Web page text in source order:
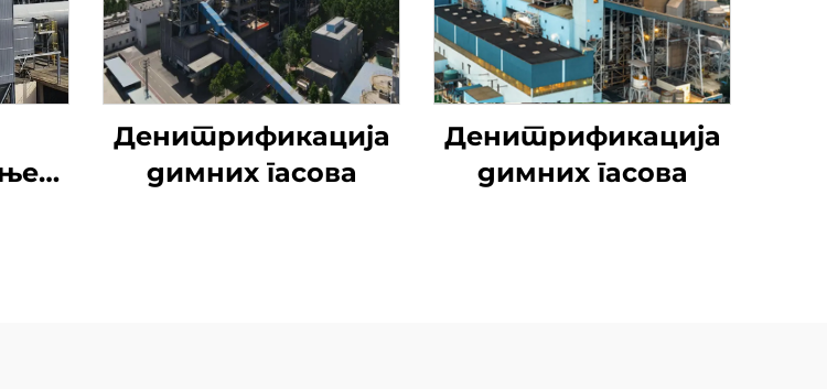
Денитрификација
димних гасова
Денитрификација
димних гасова